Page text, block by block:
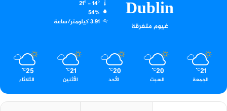
Dublin
غيوم متفرقة
21º - 14º
54%
3.91 كيلومتر/ساعة
21
℃
الجمعة
20
℃
السبت
20
℃
الأحد
21
℃
الأثنين
25
℃
الثلاثاء